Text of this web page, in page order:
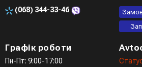
(068) 344-33-46
Графік роботи
Пн-Пт: 9:00-17:00